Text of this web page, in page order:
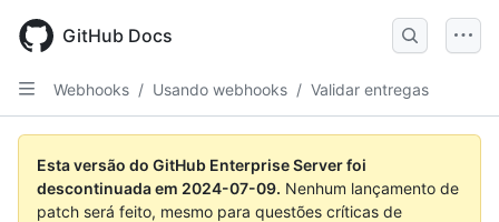
main
content
GitHub Docs
Webhooks / Usando webhooks / Validar entregas
Esta versão do GitHub Enterprise Server foi
descontinuada em 2024-07-09. Nenhum lançamento de
patch será feito, mesmo para questões críticas de